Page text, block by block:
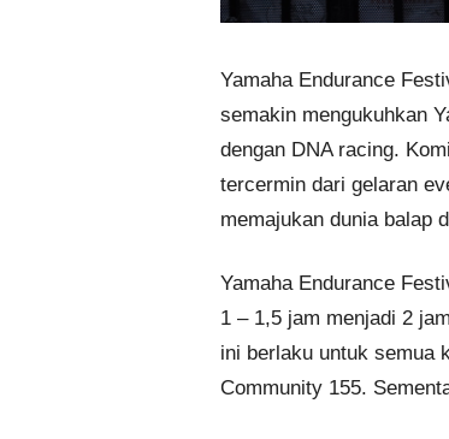
Yamaha Endurance
semakin mengukuhkan
dengan DNA racing.
tercermin dari gelaran
memajukan dunia balap
Yamaha Endurance
1 – 1,5 jam menjadi 2
ini berlaku untuk semua
Community 155.